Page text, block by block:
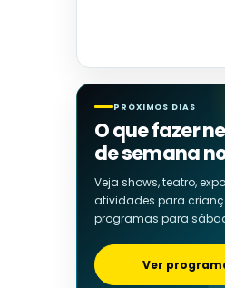
PRÓXIMOS DIAS
O que fazer
de semana
Veja shows, teatro,
atividades para
programas para
Ver